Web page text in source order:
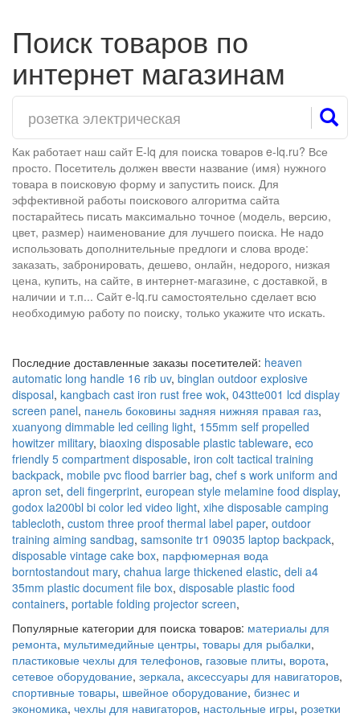
Поиск товаров по
интернет магазинам
Как работает наш сайт E-lq для поиска товаров e-lq.ru? Все
просто. Посетитель должен ввести название (имя) нужного
товара в поисковую форму и запустить поиск. Для
эффективной работы поискового алгоритма сайта
постарайтесь писать максимально точное (модель, версию,
цвет, размер) наименование для лучшего поиска. Не надо
использовать дополнительные предлоги и слова вроде:
заказать, забронировать, дешево, онлайн, недорого, низкая
цена, купить, на сайте, в интернет-магазине, с доставкой, в
наличии и т.п... Сайт e-lq.ru самостоятельно сделает всю
необходимую работу по поиску, только укажите что искать.
Последние доставленные заказы посетителей: heaven
automatic long handle 16 rib uv, binglan outdoor explosive
disposal, kangbach cast iron rust free wok, 043tte001 lcd display
screen panel, панель боковины задняя нижняя правая газ,
xuanyong dimmable led ceiling light, 155mm self propelled
howitzer military, biaoxing disposable plastic tableware, eco
friendly 5 compartment disposable, iron colt tactical training
backpack, mobile pvc flood barrier bag, chef s work uniform and
apron set, deli fingerprint, european style melamine food display,
godox la200bl bi color led video light, xihe disposable camping
tablecloth, custom three proof thermal label paper, outdoor
training aiming sandbag, samsonite tr1 09035 laptop backpack,
disposable vintage cake box, парфюмерная вода
borntostandout mary, chahua large thickened elastic, deli a4
35mm plastic document file box, disposable plastic food
containers, portable folding projector screen,
Популярные категории для поиска товаров: материалы для
ремонта, мультимедийные центры, товары для рыбалки,
пластиковые чехлы для телефонов, газовые плиты, ворота,
сетевое оборудование, зеркала, аксессуары для навигаторов,
спортивные товары, швейное оборудование, бизнес и
экономика, чехлы для навигаторов, настольные игры, розетки